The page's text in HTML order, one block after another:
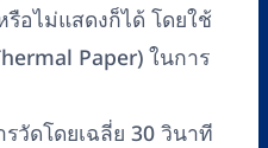
อไม่แสดงก็ได้ โดยใช้
Paper) ในการ
วัดโดยเฉลี่ย 30 วินาที